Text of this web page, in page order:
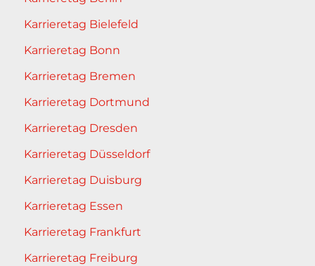
Karrieretag Bielefeld
Karrieretag Bonn
Karrieretag Bremen
Karrieretag Dortmund
Karrieretag Dresden
Karrieretag Düsseldorf
Karrieretag Duisburg
Karrieretag Essen
Karrieretag Frankfurt
Karrieretag Freiburg